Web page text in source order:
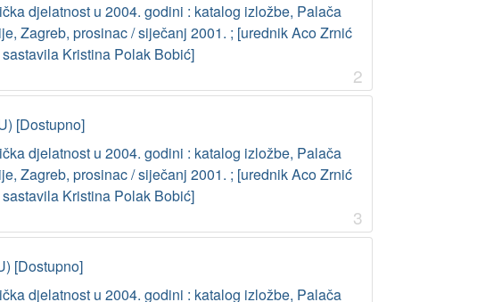
djelatnost u 2004. godini : katalog izložbe, Palača
Zagreb, prosinac / siječanj 2001. ; [urednik Aco Zrnić
Kristina Polak Bobić]
2
[Dostupno]
djelatnost u 2004. godini : katalog izložbe, Palača
Zagreb, prosinac / siječanj 2001. ; [urednik Aco Zrnić
Kristina Polak Bobić]
3
[Dostupno]
djelatnost u 2004. godini : katalog izložbe, Palača